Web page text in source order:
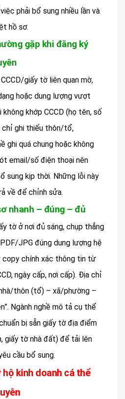
phải bổ sung nhiều lần và
hồ sơ.
gặp khi đăng ký
giấy tờ liên quan mờ,
hoặc dung lượng vượt
khớp CCCD (họ tên, số
chỉ ghi thiếu thôn/tổ,
ghi quá chung hoặc không
email/số điện thoại nên
sung kịp thời. Những lỗi này
về để chỉnh sửa.
nhanh – đúng – đủ
tờ ở nơi đủ sáng, chụp thẳng
JPG đúng dung lượng hệ
copy chính xác thông tin từ
ngày cấp, nơi cấp). Địa chỉ
thôn (tổ) – xã/phường –
Ngành nghề mô tả cụ thể
bị sẵn giấy tờ địa điểm
giấy tờ nhà đất) để tải lên
cầu bổ sung.
kinh doanh cá thể